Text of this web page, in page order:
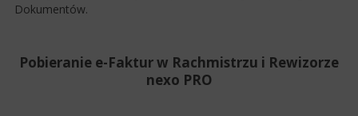
Dokumentów.
Pobieranie e-Faktur w Rachmistrzu i Rewizorze
nexo PRO